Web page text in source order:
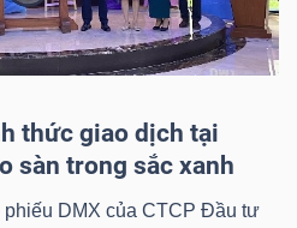
thức giao dịch tại
sàn trong sắc xanh
phiếu DMX của CTCP Đầu tư